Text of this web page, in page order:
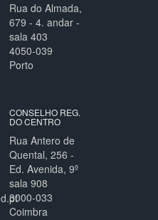
Rua do Almada,
679 - 4. andar -
sala 403
4050-039
Porto
CONSELHO REG.
DO CENTRO
Rua Antero de
Quental, 256 -
Ed. Avenida, 9º
sala 908
3000-033
Coimbra